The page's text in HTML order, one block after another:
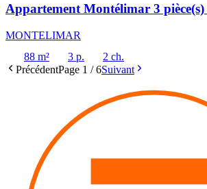
Appartement Montélimar 3 pièce(s)
MONTELIMAR
88 m²
3 p.
2 ch.
PrécédentPage 1 /6Suivant